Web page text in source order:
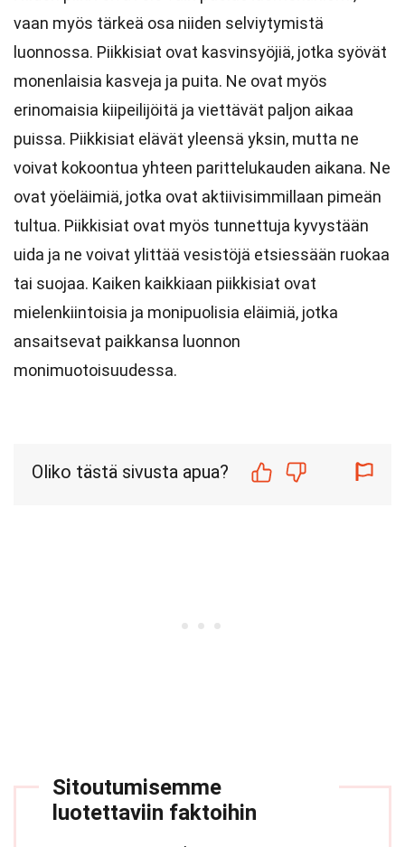
vaan myös tärkeä osa niiden selviytymistä
luonnossa. Piikkisiat ovat kasvinsyöjiä, jotka syövät
monenlaisia kasveja ja puita. Ne ovat myös
erinomaisia kiipeilijöitä ja viettävät paljon aikaa
puissa. Piikkisiat elävät yleensä yksin, mutta ne
voivat kokoontua yhteen parittelukauden aikana. Ne
ovat yöeläimiä, jotka ovat aktiivisimmillaan pimeän
tultua. Piikkisiat ovat myös tunnettuja kyvystään
uida ja ne voivat ylittää vesistöjä etsiessään ruokaa
tai suojaa. Kaiken kaikkiaan piikkisiat ovat
mielenkiintoisia ja monipuolisia eläimiä, jotka
ansaitsevat paikkansa luonnon
monimuotoisuudessa.
Oliko tästä sivusta apua?
Sitoutumisemme
luotettaviin faktoihin